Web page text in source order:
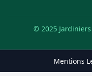
© 2025
Mentions